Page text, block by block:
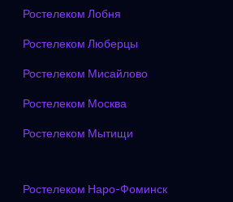
Ростелеком Лобня
Ростелеком Люберцы
Ростелеком Мисайлово
Ростелеком Москва
Ростелеком Мытищи
Ростелеком Наро-Фоминск